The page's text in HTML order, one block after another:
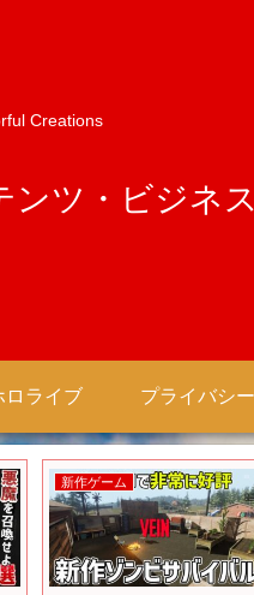
Creations
ンツ・ビジネス
ロライブ
新作ゲーム